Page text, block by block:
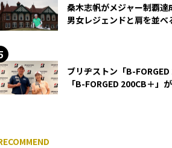
桑木志帆がメジャー制覇達
男女レジェンドと肩を並べ
ブリヂストン「B-FORGED
「B-FORGED 200CB＋」